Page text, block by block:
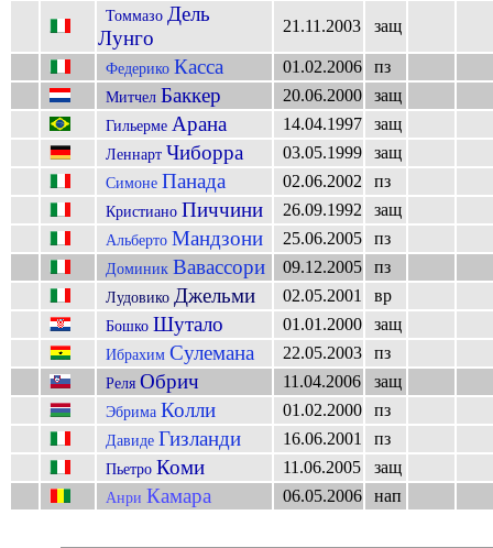
Томмазо Дель
Лунго
21.11.2003 защ
Федерико Касса 01.02.2006 пз
Митчел Баккер 20.06.2000 защ
Гильерме Арана 14.04.1997 защ
Леннарт Чиборра 03.05.1999 защ
Симоне Панада 02.06.2002 пз
Кристиано Пиччини 26.09.1992 защ
Альберто Мандзони 25.06.2005 пз
Доминик Вавассори 09.12.2005 пз
Лудовико Джельми 02.05.2001 вр
Бошко Шутало 01.01.2000 защ
Ибрахим Сулемана 22.05.2003 пз
Реля Обрич 11.04.2006 защ
Эбрима Колли 01.02.2000 пз
Давиде Гизланди 16.06.2001 пз
Пьетро Коми 11.06.2005 защ
Анри Камара 06.05.2006 нап